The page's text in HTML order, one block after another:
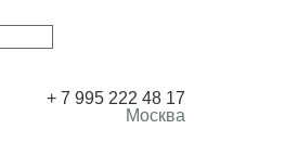
+ 7 995 222 48 17
Москва